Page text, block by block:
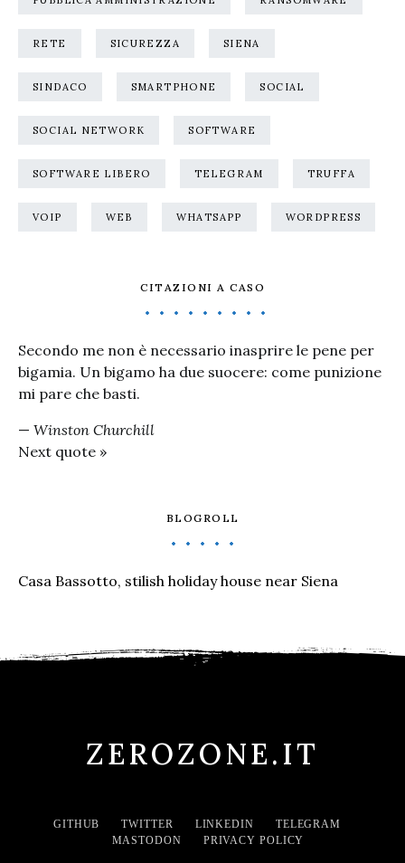
RETE SICUREZZA SIENA
SINDACO SMARTPHONE SOCIAL
SOCIAL NETWORK SOFTWARE
SOFTWARE LIBERO TELEGRAM TRUFFA
VOIP WEB WHATSAPP WORDPRESS
CITAZIONI A CASO
Secondo me non è necessario inasprire le pene per
bigamia. Un bigamo ha due suocere: come punizione
mi pare che basti.
— Winston Churchill
Next quote »
BLOGROLL
Casa Bassotto, stilish holiday house near Siena
ZEROZONE.IT
GITHUB TWITTER LINKEDIN
TELEGRAM
MASTODON
PRIVACY POLICY